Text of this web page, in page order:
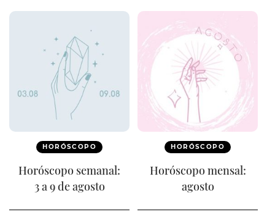
HORÓSCOPO
Horóscopo semanal:
3 a 9 de agosto
HORÓSCOPO
Horóscopo mensal:
agosto